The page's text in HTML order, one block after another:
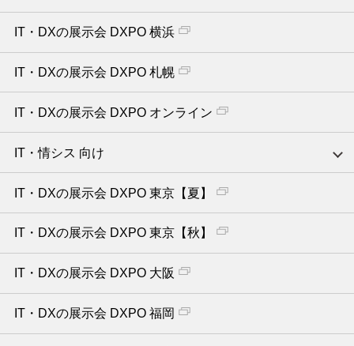
IT・DXの展示会 DXPO 横浜
IT・DXの展示会 DXPO 札幌
IT・DXの展示会 DXPO オンライン
IT・情シス 向け
IT・DXの展示会 DXPO 東京【夏】
IT・DXの展示会 DXPO 東京【秋】
IT・DXの展示会 DXPO 大阪
IT・DXの展示会 DXPO 福岡